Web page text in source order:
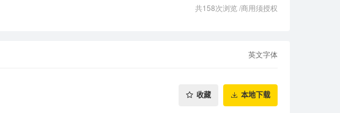
共158次浏览/商用须授权
英文字体
收藏 本地下载